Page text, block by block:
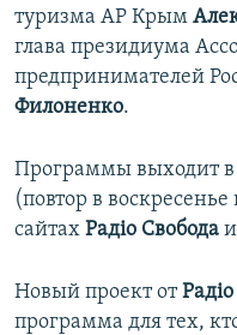
туризма АР Крым
глава президиума
предпринимателей
Филоненко.
Программы выходит в
(повтор в
сайтах Радіо Свобода и
Новый проект от
программа для тех,